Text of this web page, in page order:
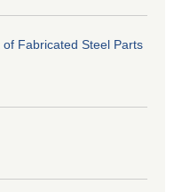
Fabricated Steel Parts